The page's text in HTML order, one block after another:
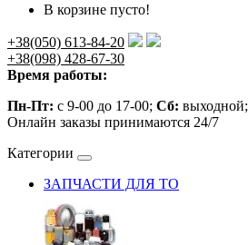
В корзине пусто!
+38(050) 613-84-20
+38(098) 428-67-30
Время работы:
Пн-Пт: с 9-00 до 17-00; Сб: выходной;
Онлайн заказы принимаются 24/7
Категории
ЗАПЧАСТИ ДЛЯ ТО